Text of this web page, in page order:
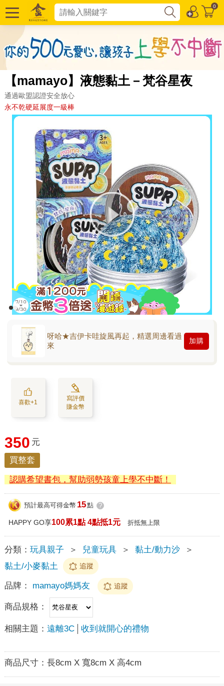
0
【mamayo】液態黏土－梵谷星夜
通過歐盟認證安全放心
永不乾硬延展度一級棒
呀哈★吉伊卡哇旋風再起，精選周邊看過
來
加購
喜歡+1
寫評價
賺金幣
350 元
買整套
認購希望書包，幫助弱勢孩童上學不中斷！
預計最高可得金幣 15點 ?
HAPPY GO享100累1點 4點抵1元 折抵無上限
分類： 玩具親子 ＞ 兒童玩具 ＞ 黏土/動力沙
＞
黏土/小麥黏土
追蹤
品牌： mamayo媽媽友 追蹤
商品規格：
相關主題： 遠離3C 收到就開心的禮物
商品尺寸： 長8cm X 寬8cm X 高4cm